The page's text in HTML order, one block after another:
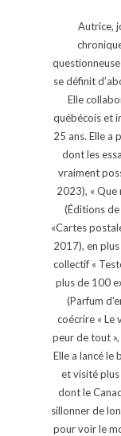
Autrice,
se définit
Elle
québécois et
25 ans. Elle a
dont les
vraiment
2023), « Que
(Éditions
«Cartes
2017), en
collectif «
plus de 100
(Parfum
coécrire « Le
peur de tout
Elle a lancé le
et visité
dont le
sillonner de
pour voir le